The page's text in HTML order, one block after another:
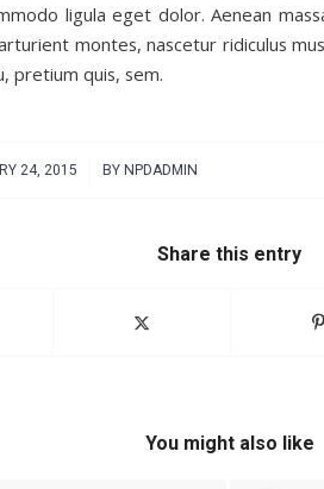
ligula eget dolor. Aenean
montes, nascetur ridiculus
pretium quis, sem.
24, 2015
/ BY NPDADMIN
Share this entry
You might also like